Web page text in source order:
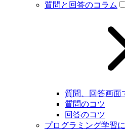
質問と回答のコラム
質問、回答画面
質問のコツ
回答のコツ
プログラミング学習